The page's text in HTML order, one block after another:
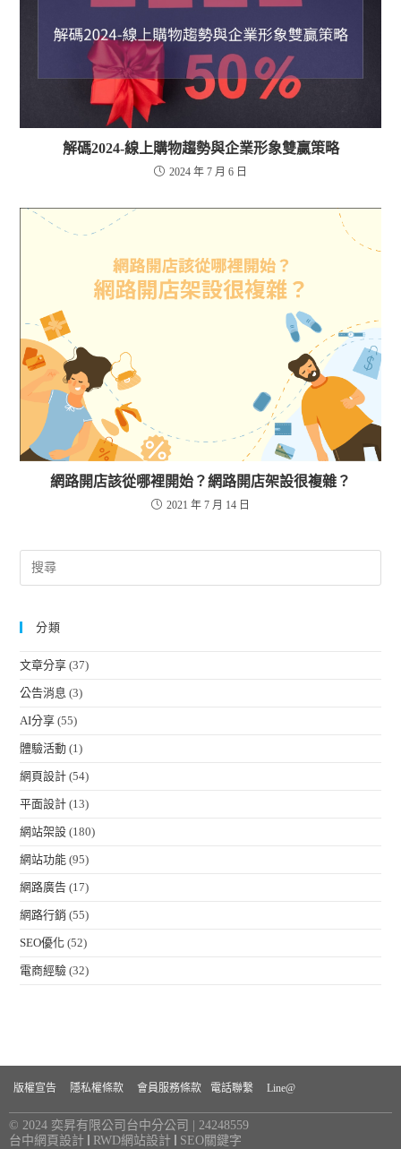
解碼2024-線上購物趨勢與企業形象雙贏策略
2024 年 7 月 6 日
網路開店該從哪裡開始？網路開店架設很複雜？
2021 年 7 月 14 日
分類
文章分享 (37)
公告消息 (3)
AI分享 (55)
體驗活動 (1)
網頁設計 (54)
平面設計 (13)
網站架設 (180)
網站功能 (95)
網路廣告 (17)
網路行銷 (55)
SEO優化 (52)
電商經驗 (32)
版權宣告 隱私權條款 會員服務條款 電話聯繫 Line@
© 2024 奕昇有限公司台中分公司 | 24248559
台中網頁設計
RWD網站設計 SEO關鍵字